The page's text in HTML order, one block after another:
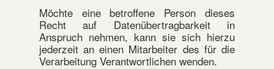
Möchte eine betroffene Person dieses
Recht auf Datenübertragbarkeit in
Anspruch nehmen, kann sie sich hierzu
jederzeit an einen Mitarbeiter des für die
Verarbeitung Verantwortlichen wenden.